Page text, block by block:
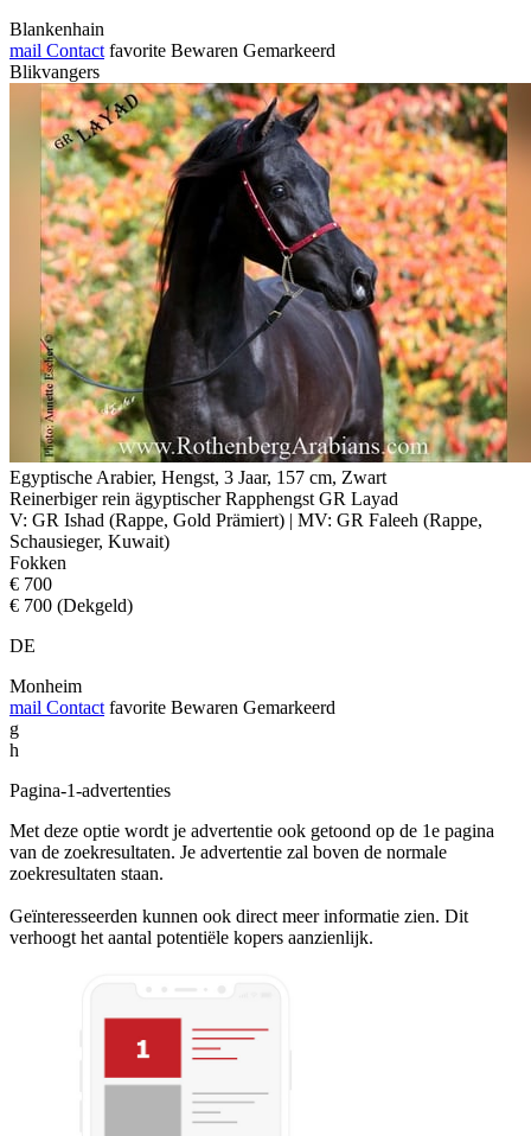
Blankenhain
mail Contact favorite Bewaren Gemarkeerd
Blikvangers
Egyptische Arabier, Hengst, 3 Jaar, 157 cm, Zwart
Reinerbiger rein ägyptischer Rapphengst GR Layad
V: GR Ishad (Rappe, Gold Prämiert) | MV: GR Faleeh (Rappe,
Schausieger, Kuwait)
Fokken
€ 700
€ 700 (Dekgeld)
DE
Monheim
mail Contact favorite Bewaren Gemarkeerd
g
h
Pagina-1-advertenties
Met deze optie wordt je advertentie ook getoond op de 1e pagina
van de zoekresultaten. Je advertentie zal boven de normale
zoekresultaten staan.
Geïnteresseerden kunnen ook direct meer informatie zien. Dit
verhoogt het aantal potentiële kopers aanzienlijk.